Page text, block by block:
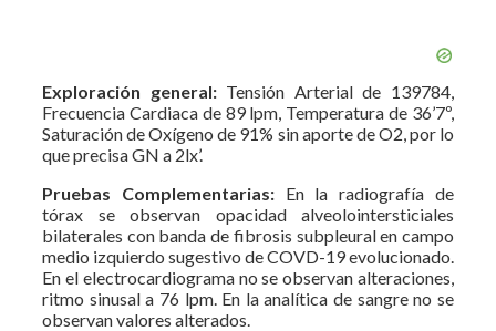
Exploración general:Tensión Arterial de 139784,
Frecuencia Cardiaca de 89 lpm, Temperatura de 36’7º,
Saturación de Oxígeno de 91% sin aporte de O2, por lo
que precisa GN a 2lx’.
Pruebas Complementarias:En la radiografía de
tórax se observan opacidad alveolointersticiales
bilaterales con banda de fibrosis subpleural en campo
medio izquierdo sugestivo de COVD-19 evolucionado.
En el electrocardiograma no se observan alteraciones,
ritmo sinusal a 76 lpm. En la analítica de sangre no se
observan valores alterados.